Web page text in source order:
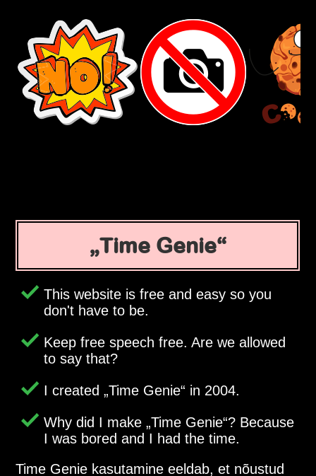
Time Genie
This website is free and easy so you
don't have to be.
Keep free speech free. Are we allowed
to say that?
I created Time Genie in 2004.
Why did I make Time Genie ? Because
I was bored and I had the time.
Time Genie kasutamine eeldab, et nõustud